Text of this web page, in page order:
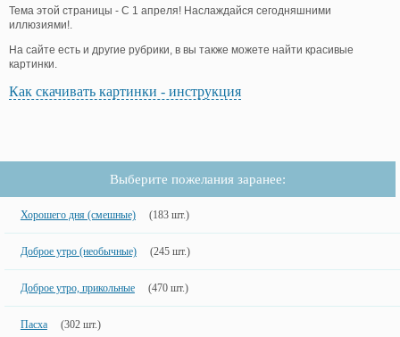
Тема этой страницы - С 1 апреля! Наслаждайся сегодняшними
иллюзиями!.
На сайте есть и другие рубрики, в вы также можете найти красивые
картинки.
Как скачивать картинки - инструкция
Выберите пожелания заранее:
Хорошего дня (смешные) (183 шт.)
Доброе утро (необычные) (245 шт.)
Доброе утро, прикольные (470 шт.)
Пасха (302 шт.)